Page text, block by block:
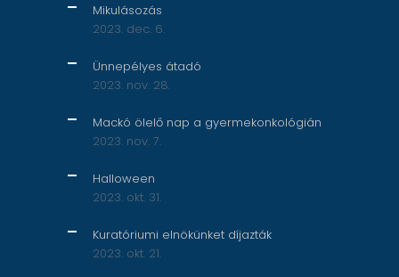
Mikulásozás
2023. dec. 6.
Ünnepélyes átadó
2023. nov. 28.
Mackó ölelő nap a gyermekonkológián
2023. nov. 7.
Halloween
2023. okt. 31.
Kuratóriumi elnökünket díjazták
2023. okt. 21.